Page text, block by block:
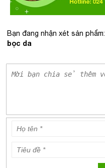
Bạn đang nhận xét sản phẩm:
bọc da